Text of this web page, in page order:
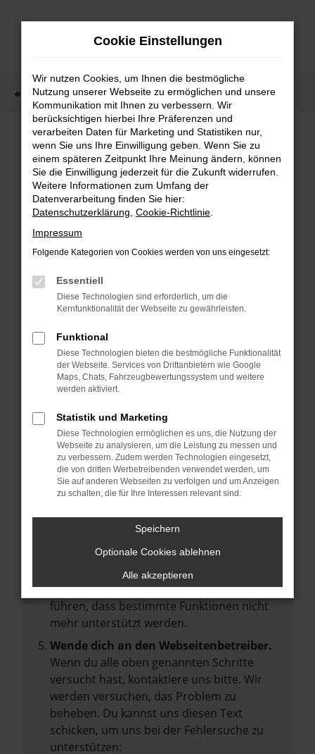
Zum
Startseite Fahrzeugangebote Fahrzeugmarkt
Fahrzeugmarkt
Fehler: Network Error
Beim Laden ist ein Fehler aufgetreten.
Hier sind ein paar Tipps, die dir helfen können:
Überprüfe deine Firewall und deine
Internetverbindung.
deine Suchmaschine?
Prüfe deine Browsererweiterungen.
Manche Erweiterungen, wie Werbeblocker,
können das Laden bestimmter Seiten
anderen Browser oder in einem privaten
Fenster?
Starte dein Gerät neu.
Das kann manchmal helfen,
vorübergehende Probleme zu beheben.
Stelle sicher, dass dein Browser und dein
Betriebssystem auf dem neuesten Stand
Veraltete Software birgt nicht nur ein
Sicherheitsrisiko, sondern kann auch dazu
führen, dass bestimmte Funktionen nicht
mehr unterstützt werden.
Wende dich an den Webseitenbetreiber.
Wenn du alle oben genannten Schritte
versucht hast, kontaktiere uns bitte. Wir
werden versuchen, das Problem zu
beheben. Du kannst uns diesen Text
schicken, um uns bei der Fehlersuche zu
unterstützen:
Cookie Einstellungen
Wir nutzen Cookies, um Ihnen die bestmögliche
Nutzung unserer Webseite zu ermöglichen und unsere
Kommunikation mit Ihnen zu verbessern. Wir
berücksichtigen hierbei Ihre Präferenzen und
verarbeiten Daten für Marketing und Statistiken nur,
wenn Sie uns Ihre Einwilligung geben. Wenn Sie zu
einem späteren Zeitpunkt Ihre Meinung ändern, können
Sie die Einwilligung jederzeit für die Zukunft widerrufen.
Weitere Informationen zum Umfang der
Datenverarbeitung finden Sie hier:
Datenschutzerklärung Cookie-Richtlinie
Impressum
Folgende Kategorien von Cookies werden von uns eingesetzt:
Essentiell
Diese Technologien sind erforderlich, um die
Kernfunktionalität der Webseite zu gewährleisten.
Funktional
Diese Technologien bieten die bestmögliche Funktionalität
der Webseite. Services von Drittanbietern wie Google
Maps, Chats, Fahrzeugbewertungssystem und weitere
werden aktiviert.
Statistik und Marketing
Diese Technologien ermöglichen es uns, die Nutzung der
Webseite zu analysieren, um die Leistung zu messen und
zu verbessern. Zudem werden Technologien eingesetzt,
die von dritten Werbetreibenden verwendet werden, um
Sie auf anderen Webseiten zu verfolgen und um Anzeigen
zu schalten, die für Ihre Interessen relevant sind.
Speichern
Optionale Cookies ablehnen
Alle akzeptieren